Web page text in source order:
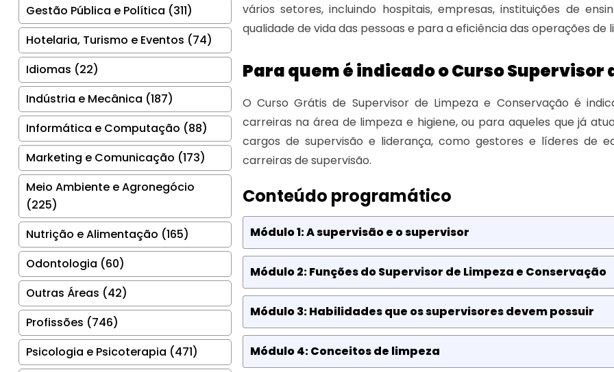
Gestão Pública e Política (311)
Hotelaria, Turismo e Eventos (74)
Idiomas (22)
Indústria e Mecânica (187)
Informática e Computação (88)
Marketing e Comunicação (173)
Meio Ambiente e Agronegócio
(225)
Nutrição e Alimentação (165)
Odontologia (60)
Outras Áreas (42)
Profissões (746)
Psicologia e Psicoterapia (471)
vários setores, incluindo hospitais, empresas, instituições de
qualidade de vida das pessoas e para a eficiência das operações de
Para quem é indicado o Curso Supervisor
O Curso Grátis de Supervisor de Limpeza e Conservação é
carreiras na área de limpeza e higiene, ou para aqueles que já
cargos de supervisão e liderança, como gestores e líderes de
carreiras de supervisão.
Conteúdo programático
Módulo 1: A supervisão e o supervisor
Módulo 2: Funções do Supervisor de Limpeza e Conservação
Módulo 3: Habilidades que os supervisores devem possuir
Módulo 4: Conceitos de limpeza